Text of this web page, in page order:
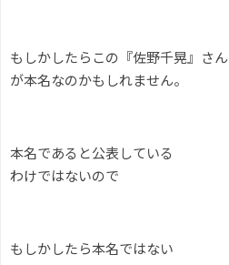
もしかしたらこの『佐野千晃』さん
が本名なのかもしれません。
本名であると公表している
わけではないので
もしかしたら本名ではない